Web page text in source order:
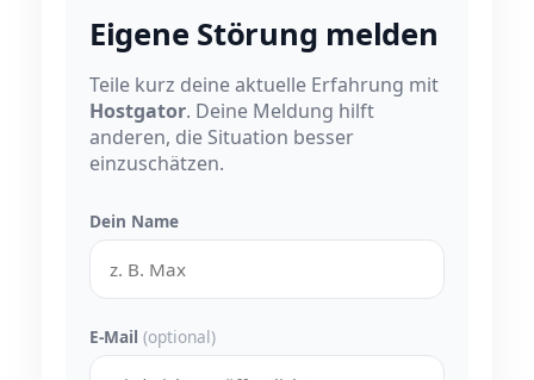
Eigene Störung melden
Teile kurz deine aktuelle Erfahrung mit
Hostgator. Deine Meldung hilft
anderen, die Situation besser
einzuschätzen.
Dein Name
E-Mail (optional)